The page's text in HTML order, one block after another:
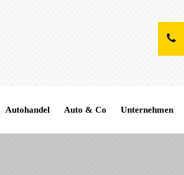
Autohandel Auto & Co Unternehmen